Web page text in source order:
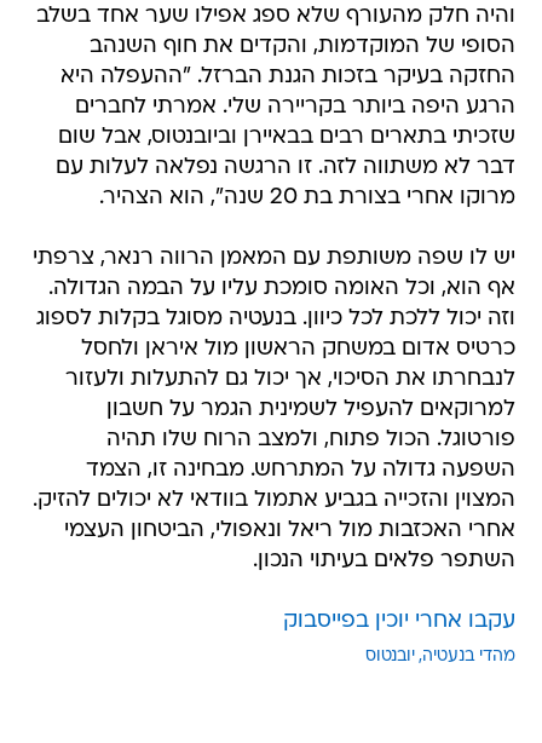
והיה חלק מהעורף שלא ספג אפילו שער אחד בשלב
הסופי של המוקדמות, והקדים את חוף השנהב
החזקה בעיקר בזכות הגנת הברזל. "ההעפלה היא
הרגע היפה ביותר בקריירה שלי. אמרתי לחברים
שזכיתי בתארים רבים בבאיירן וביובנטוס, אבל שום
דבר לא משתווה לזה. זו הרגשה נפלאה לעלות עם
מרוקו אחרי בצורת בת 20 שנה", הוא הצהיר.
יש לו שפה משותפת עם המאמן הרווה רנאר, צרפתי
אף הוא, וכל האומה סומכת עליו על הבמה הגדולה.
וזה יכול ללכת לכל כיוון. בנעטיה מסוגל בקלות לספוג
כרטיס אדום במשחק הראשון מול איראן ולחסל
לנבחרתו את הסיכוי, אך יכול גם להתעלות ולעזור
למרוקאים להעפיל לשמינית הגמר על חשבון
פורטוגל. הכול פתוח, ולמצב הרוח שלו תהיה
השפעה גדולה על המתרחש. מבחינה זו, הצמד
המצוין והזכייה בגביע אתמול בוודאי לא יכולים להזיק.
אחרי האכזבות מול ריאל ונאפולי, הביטחון העצמי
השתפר פלאים בעיתוי הנכון.
עקבו אחרי יוכין בפייסבוק
מהדי בנעטיה יובנטוס